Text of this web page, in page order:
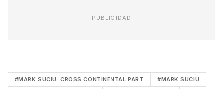
PUBLICIDAD
#MARK SUCIU: CROSS CONTINENTAL PART #MARK SUCIU